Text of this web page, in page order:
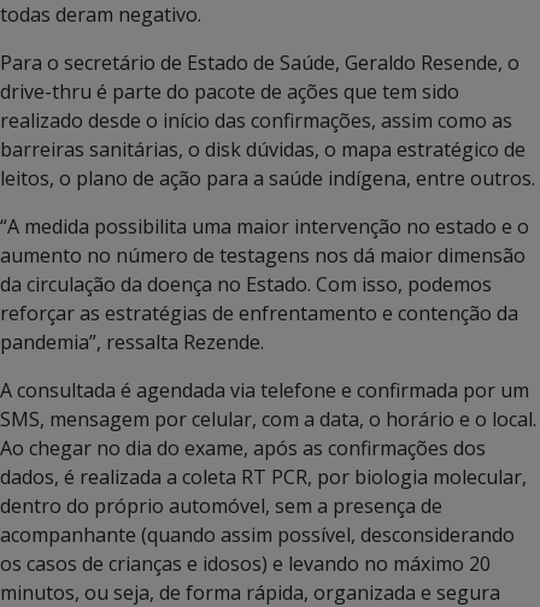
todas deram negativo.
Para o secretário de Estado de Saúde, Geraldo Resende, o
drive-thru é parte do pacote de ações que tem sido
realizado desde o início das confirmações, assim como as
barreiras sanitárias, o disk dúvidas, o mapa estratégico de
leitos, o plano de ação para a saúde indígena, entre outros.
“A medida possibilita uma maior intervenção no estado e o
aumento no número de testagens nos dá maior dimensão
da circulação da doença no Estado. Com isso, podemos
reforçar as estratégias de enfrentamento e contenção da
pandemia”, ressalta Rezende.
A consultada é agendada via telefone e confirmada por um
SMS, mensagem por celular, com a data, o horário e o local.
Ao chegar no dia do exame, após as confirmações dos
dados, é realizada a coleta RT PCR, por biologia molecular,
dentro do próprio automóvel, sem a presença de
acompanhante (quando assim possível, desconsiderando
os casos de crianças e idosos) e levando no máximo 20
minutos, ou seja, de forma rápida, organizada e segura